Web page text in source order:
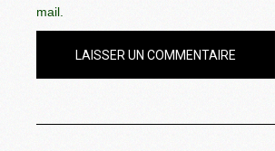
mail.
LAISSER UN COMMENTAIRE